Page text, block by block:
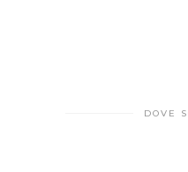
DOVE